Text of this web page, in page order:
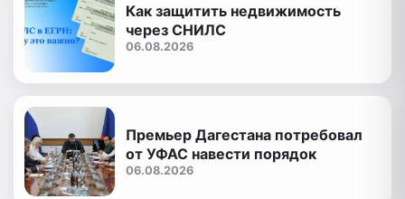
Как защитить недвижимость
через СНИЛС
06.08.2026
Премьер Дагестана потребовал
от УФАС навести порядок
06.08.2026